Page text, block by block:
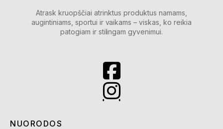
Atrask kruopščiai atrinktus produktus namams,
augintiniams, sportui ir vaikams – viskas, ko reikia
patogiam ir stilingam gyvenimui.
NUORODOS